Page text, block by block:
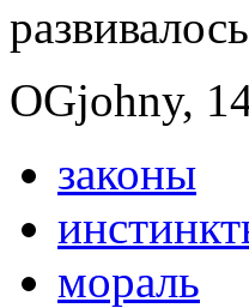
OGjohny,
законы
мораль